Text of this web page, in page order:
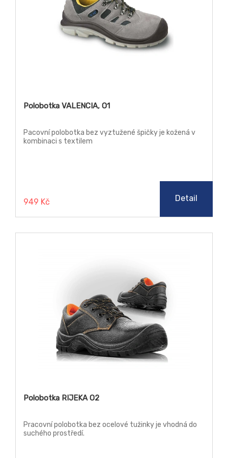
Polobotka VALENCIA, O1
Pacovní polobotka bez vyztužené špičky je kožená v
kombinaci s textilem
949 Kč Detail
Polobotka RIJEKA O2
Pracovní polobotka bez ocelové tužinky je vhodná do
suchého prostředí.